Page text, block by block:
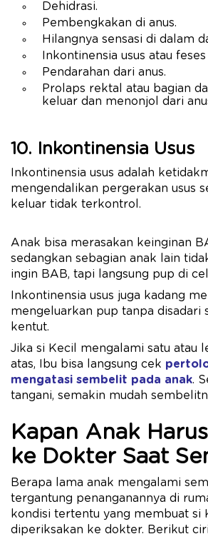
Dehidrasi.
Pembengkakan di anus.
Hilangnya sensasi di dalam
Inkontinensia usus atau
Pendarahan dari anus.
Prolaps rektal atau bagian
keluar dan menonjol dari
10. Inkontinensia Usus
Inkontinensia usus adalah
mengendalikan pergerakan usus
keluar tidak terkontrol.
Anak bisa merasakan keinginan
sedangkan sebagian anak lain
ingin BAB, tapi langsung pup di
Inkontinensia usus juga kadang
mengeluarkan pup tanpa disadari
kentut.
Jika si Kecil mengalami satu atau
atas, Ibu bisa langsung cek
mengatasi sembelit pada anak.
tangani, semakin mudah
Kapan Anak
ke Dokter Saat
Berapa lama anak mengalami
tergantung penanganannya di
kondisi tertentu yang membuat si
diperiksakan ke dokter. Berikut